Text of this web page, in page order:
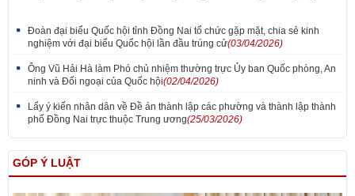
Đoàn đại biểu Quốc hội tỉnh Đồng Nai tổ chức gặp mặt, chia sẻ kinh
nghiệm với đại biểu Quốc hội lần đầu trúng cử(03/04/2026)
Ông Vũ Hải Hà làm Phó chủ nhiệm thường trực Ủy ban Quốc phòng, An
ninh và Đối ngoại của Quốc hội(02/04/2026)
Lấy ý kiến nhân dân về Đề án thành lập các phường và thành lập thành
phố Đồng Nai trực thuộc Trung ương(25/03/2026)
GÓP Ý LUẬT